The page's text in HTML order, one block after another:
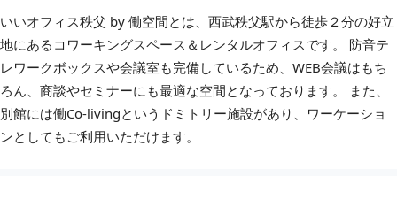
いいオフィス秩父 by 働空間とは、西武秩父駅から徒歩２分の好立
地にあるコワーキングスペース＆レンタルオフィスです。 防音テ
レワークボックスや会議室も完備しているため、WEB会議はもち
ろん、商談やセミナーにも最適な空間となっております。 また、
別館には働Co-livingというドミトリー施設があり、ワーケーショ
ンとしてもご利用いただけます。